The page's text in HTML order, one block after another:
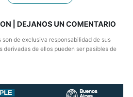
| DEJANOS UN COMENTARIO
de exclusiva responsabilidad de sus
derivadas de ellos pueden ser pasibles de